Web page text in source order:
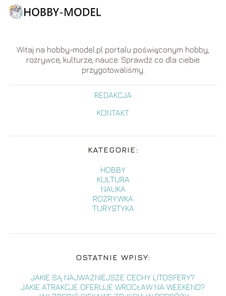
Witaj na hobby-model.pl portalu poświęconym hobby,
rozrywce, kulturze, nauce. Sprawdź co dla ciebie
przygotowaliśmy.
REDAKCJA
KONTAKT
KATEGORIE:
HOBBY
KULTURA
NAUKA
ROZRYWKA
TURYSTYKA
OSTATNIE WPISY:
JAKIE SĄ NAJWAŻNIEJSZE CECHY LITOSFERY?
JAKIE ATRAKCJE OFERUJE WROCŁAW NA WEEKEND?